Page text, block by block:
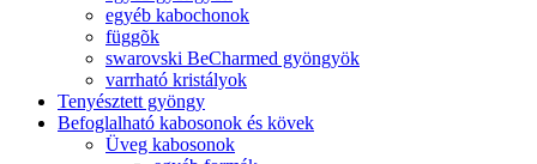
egyéb kabochonok
függõk
swarovski BeCharmed gyöngyök
varrható kristályok
Tenyésztett gyöngy
Befoglalható kabosonok és kövek
Üveg kabosonok